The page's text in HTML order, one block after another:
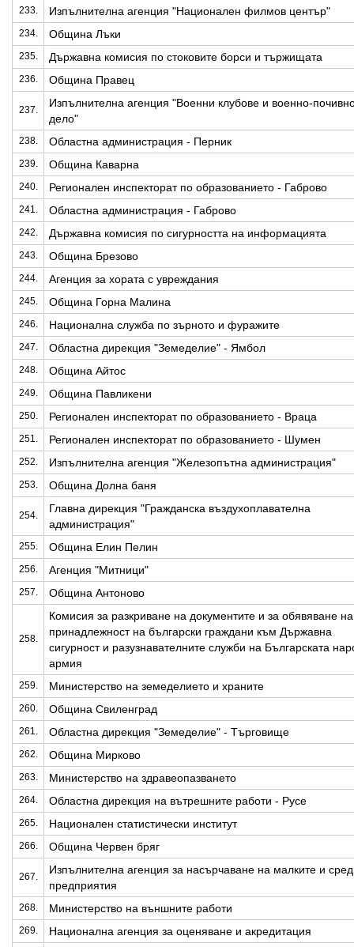
233. Изпълнителна агенция "Национален филмов център"
234. Община Лъки
235. Държавна комисия по стоковите борси и тържищата
236. Община Правец
237.
Изпълнителна агенция "Военни клубове и военно-
дело"
238. Областна администрация - Перник
239. Община Каварна
240. Регионален инспекторат по образованието - Габрово
241. Областна администрация - Габрово
242. Държавна комисия по сигурността на информацията
243. Община Брезово
244. Агенция за хората с увреждания
245. Община Горна Малина
246. Национална служба по зърното и фуражите
247. Областна дирекция "Земеделие" - Ямбол
248. Община Айтос
249. Община Павликени
250. Регионален инспекторат по образованието - Враца
251. Регионален инспекторат по образованието - Шумен
252. Изпълнителна агенция "Железопътна администрация"
253. Община Долна баня
254.
Главна дирекция "Гражданска въздухоплавателна
администрация"
255. Община Елин Пелин
256. Агенция "Митници"
257. Община Антоново
258.
Комисия за разкриване на документите и за обявяване на
принадлежност на български граждани към Държавна
сигурност и разузнавателните служби на Българската
армия
259. Министерство на земеделието и храните
260. Община Свиленград
261. Областна дирекция "Земеделие" - Търговище
262. Община Мирково
263. Министерство на здравеопазването
264. Областна дирекция на вътрешните работи - Русе
265. Национален статистически институт
266. Община Червен бряг
267.
Изпълнителна агенция за насърчаване на малките и
предприятия
268. Министерство на външните работи
269. Национална агенция за оценяване и акредитация